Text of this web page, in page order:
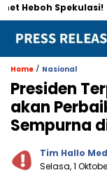
Spekulasi!
Home / Nasional
Presiden
akan
Sempurna
Tim Hallo
Selasa, 1